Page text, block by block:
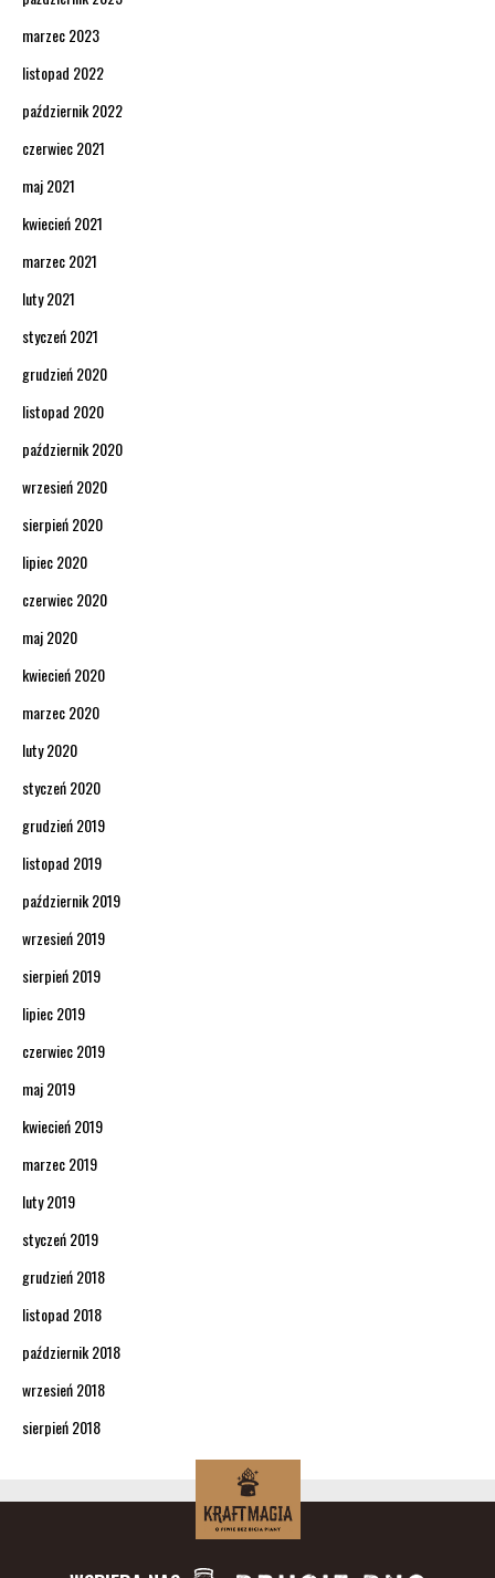
marzec 2023
listopad 2022
październik 2022
czerwiec 2021
maj 2021
kwiecień 2021
marzec 2021
luty 2021
styczeń 2021
grudzień 2020
listopad 2020
październik 2020
wrzesień 2020
sierpień 2020
lipiec 2020
czerwiec 2020
maj 2020
kwiecień 2020
marzec 2020
luty 2020
styczeń 2020
grudzień 2019
listopad 2019
październik 2019
wrzesień 2019
sierpień 2019
lipiec 2019
czerwiec 2019
maj 2019
kwiecień 2019
marzec 2019
luty 2019
styczeń 2019
grudzień 2018
listopad 2018
październik 2018
wrzesień 2018
sierpień 2018